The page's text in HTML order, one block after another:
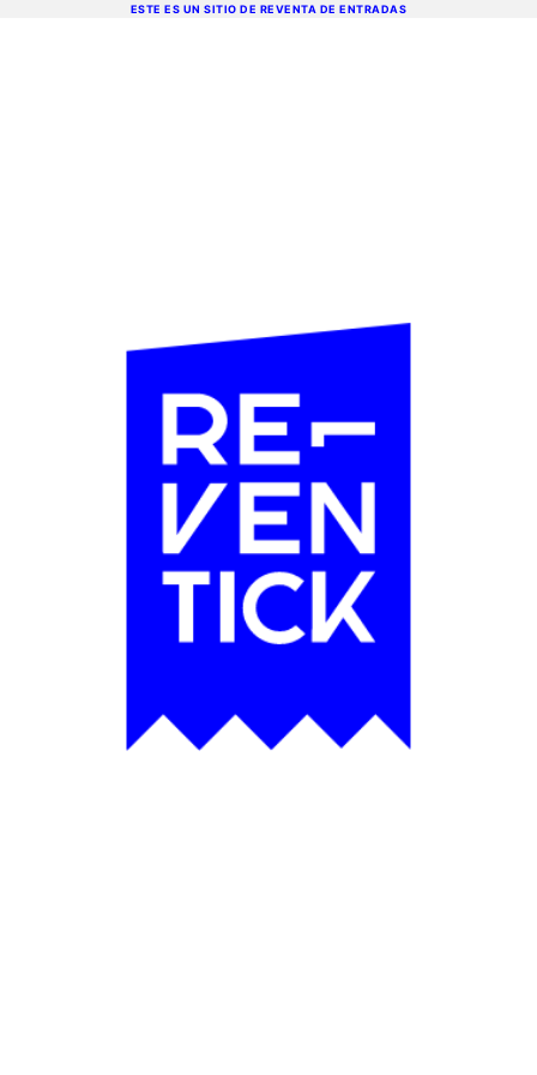
ESTE ES UN SITIO DE REVENTA DE ENTRADAS